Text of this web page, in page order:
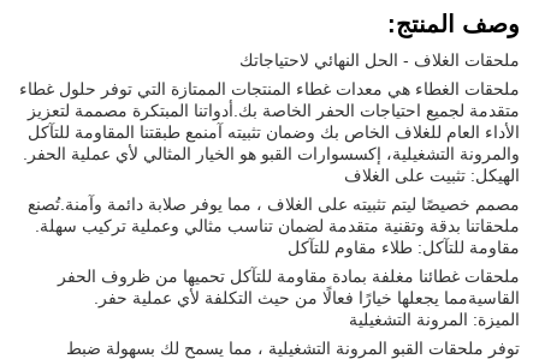
وصف المنتج:
ملحقات الغلاف - الحل النهائي لاحتياجاتك
ملحقات الغطاء هي معدات غطاء المنتجات الممتازة التي توفر حلول غطاء
متقدمة لجميع احتياجات الحفر الخاصة بك.أدواتنا المبتكرة مصممة لتعزيز
الأداء العام للغلاف الخاص بك وضمان تثبيته آمنمع طبقتنا المقاومة للتآكل
والمرونة التشغيلية، إكسسوارات القبو هو الخيار المثالي لأي عملية الحفر.
الهيكل: تثبيت على الغلاف
مصمم خصيصًا ليتم تثبيته على الغلاف ، مما يوفر صلابة دائمة وآمنة.تُصنع
ملحقاتنا بدقة وتقنية متقدمة لضمان تناسب مثالي وعملية تركيب سهلة.
مقاومة للتآكل: طلاء مقاوم للتآكل
ملحقات غطائنا مغلفة بمادة مقاومة للتآكل تحميها من ظروف الحفر
القاسيةمما يجعلها خيارًا فعالًا من حيث التكلفة لأي عملية حفر.
الميزة: المرونة التشغيلية
توفر ملحقات القبو المرونة التشغيلية ، مما يسمح لك بسهولة ضبط